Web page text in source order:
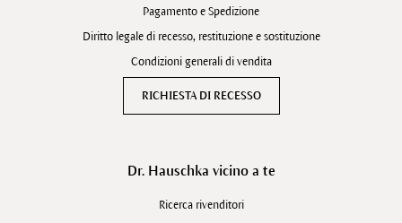
Pagamento e Spedizione
Diritto legale di recesso, restituzione e sostituzione
Condizioni generali di vendita
RICHIESTA DI RECESSO
Dr. Hauschka vicino a te
Ricerca rivenditori